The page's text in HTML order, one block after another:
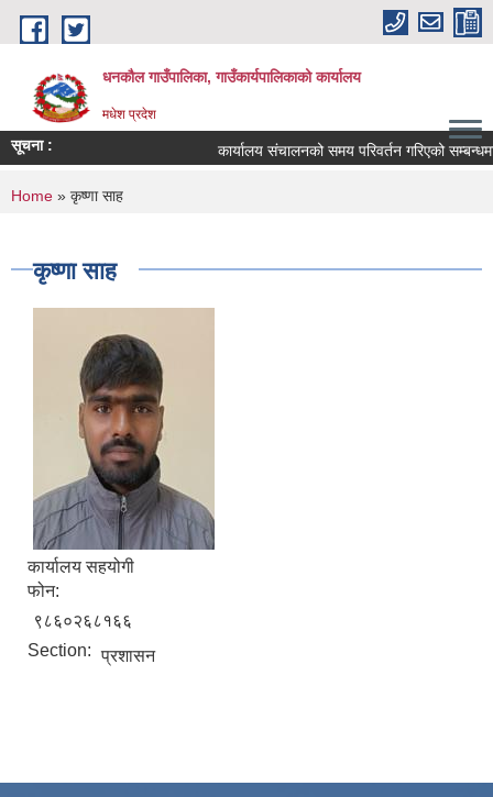
Skip to main content
धनकौल गाउँपालिका, गाउँकार्यपालिकाको कार्यालय
मधेश प्रदेश
सूचना : कार्यालय संचालनको समय परिवर्तन गरिएको सम्बन्धमा।
You are here
Home » कृष्णा साह
कृष्णा साह
कार्यालय सहयोगी
फोन:
९८६०२६८१६६
Section: प्रशासन